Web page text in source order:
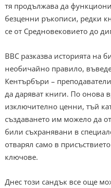
тя продължава да
безценни ръкописи, редки
се от Средновековието до
BBC разказва историята на
необичайно правило,
Кентърбъри –
да даряват книги. По онова
изключително ценни, тъй
създаването им можело да
били съхранявани в
отварял само в
ключове.
Днес този сандък все още